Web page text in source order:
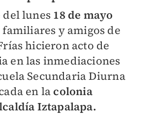
lunes 18 de mayo
familiares y amigos de
hicieron acto de
en las inmediaciones
Secundaria Diurna
en la colonia
Iztapalapa.